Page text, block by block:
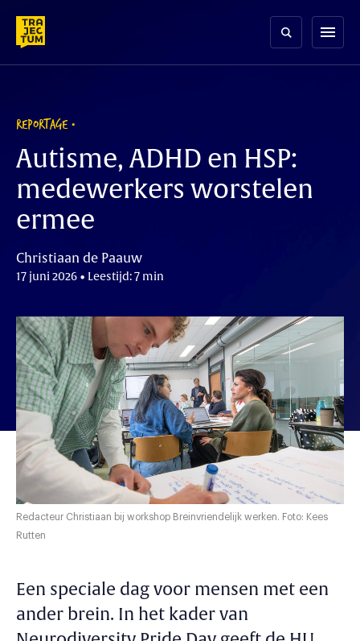
content
menu
REPORTAGE
Autisme, ADHD en HSP:
medewerkers worstelen
ermee
Christiaan de Paauw
17 juni 2026 • Leestijd: 7 min
Redacteur Christiaan bij workshop Breinvriendelijk werken. Foto: Kees
Rutten
Een speciale dag voor mensen met een
ander brein. In het kader van